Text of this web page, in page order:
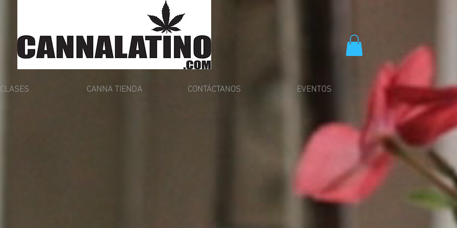
CLASES CANNA TIENDA CONTÁCTANOS EVENTOS